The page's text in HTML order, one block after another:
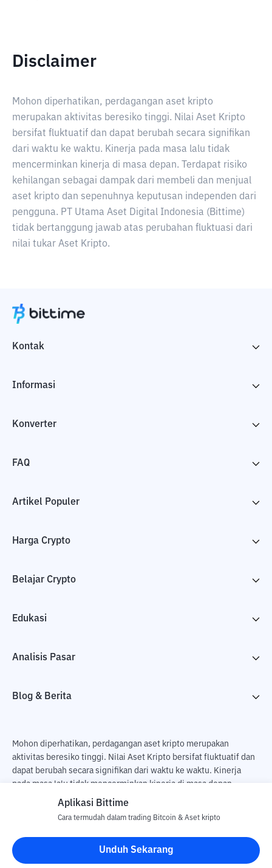
Disclaimer
Mohon diperhatikan, perdagangan aset kripto
merupakan aktivitas beresiko tinggi. Nilai Aset Kripto
bersifat fluktuatif dan dapat berubah secara signifikan
dari waktu ke waktu. Kinerja pada masa lalu tidak
mencerminkan kinerja di masa depan. Terdapat risiko
kehilangan sebagai dampak dari membeli dan menjual
aset kripto dan sepenuhnya keputusan independen dari
pengguna. PT Utama Aset Digital Indonesia (Bittime)
tidak bertanggung jawab atas perubahan fluktuasi dari
nilai tukar Aset Kripto.
Kontak
Informasi
Konverter
FAQ
Artikel Populer
Harga Crypto
Belajar Crypto
Edukasi
Analisis Pasar
Blog & Berita
Mohon diperhatikan, perdagangan aset kripto merupakan
aktivitas beresiko tinggi. Nilai Aset Kripto bersifat fluktuatif dan
dapat berubah secara signifikan dari waktu ke waktu. Kinerja
pada masa lalu tidak mencerminkan kinerja di masa depan.
Terdapat risiko kehilangan sebagai dampak dari membeli dan
pengguna. PT Utama Aset Digital Indonesia (Bittime) tidak
bertanggung jawab atas perubahan fluktuasi dari nilai tukar Aset
Kripto.
Aplikasi Bittime
Cara termudah dalam trading Bitcoin & Aset kripto
Unduh Sekarang